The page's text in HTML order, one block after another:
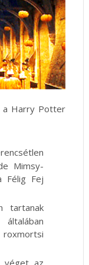
a Harry Potter
Mimsy-
Félig Fej
tartanak
roxmortsi
véget az